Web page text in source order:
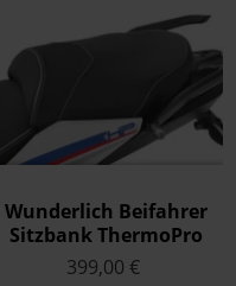
Wunderlich Beifahrer
Sitzbank ThermoPro
Aktivkomfort Standard
399,00 €